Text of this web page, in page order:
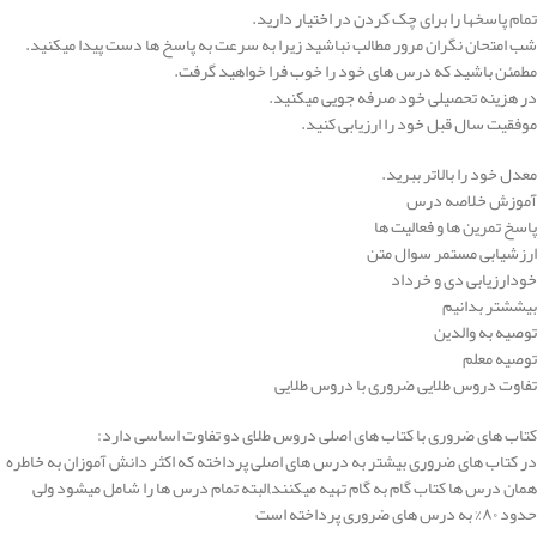
تمام پاسخها را برای چک کردن در اختیار دارید.
شب امتحان نگران مرور مطالب نباشید زیرا به سرعت به پاسخ ها دست پیدا میکنید.
مطمئن باشید که درس های خود را خوب فرا خواهید گرفت.
در هزینه تحصیلی خود صرفه جویی میکنید.
موفقیت سال قبل خود را ارزیابی کنید.
معدل خود را بالاتر ببرید.
آموزش خلاصه درس
پاسخ تمرین ها و فعالیت ها
ارزشیابی مستمر سوال متن
خودارزیابی دی و خرداد
بیششتر بدانیم
توصیه به والدین
توصیه معلم
تفاوت دروس طلایی ضروری با دروس طلایی
کتاب های ضروری با کتاب های اصلی دروس طلای دو تفاوت اساسی دارد:
در کتاب های ضروری بیشتر به درس های اصلی پرداخته که اکثر دانش آموزان به خاطره
همان درس ها کتاب گام به گام تهیه میکنند,البته تمام درس ها را شامل میشود ولی
حدود ۸۰% به درس های ضروری پرداخته است